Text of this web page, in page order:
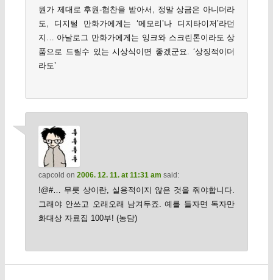
뭔가 제대로 후원-협찬을 받아서, 정말 상금은 아니더라
도, 디지털 만화가에게는 ‘메모리’나 디지타이저’라던
지… 아날로그 만화가에게는 잉크와 스크린톤이라도 상
품으로 드릴수 있는 시상식이면 좋겠군요. ‘상징적이더
라도’
capcold on 2006. 12. 11. at 11:31 am said:
!@#… 무릇 상이란, 실용적이지 않은 것을 줘야합니다.
그래야 안쓰고 오래오래 남겨두죠. 예를 들자면 독자만
화대상 자료집 100부! (농담)